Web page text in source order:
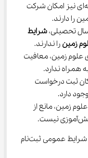
دانش‌آموزان شاخه فنی و حرفه‌ای نیز امکان شرکت
را دارند.
شرایط
زمین را ندارند.
علوم زمین، معافیت
همراه ندارد.
ثبت درخواست
دارد.
زمین، مانع از
علاوه بر شرایط اختصاصی، دارا بودن شرایط عمومی ثبت‌نام